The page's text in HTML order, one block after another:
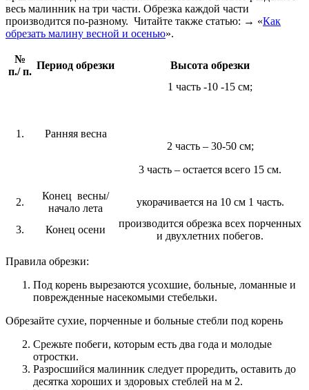
весь малинник на три части. Обрезка каждой части
производится по-разному. Читайте также статью: → «Как
обрезать малину весной и осенью».
№
п./ п.
Период обрезки Высота обрезки
1. Ранняя весна
1 часть -10 -15 см;
2 часть – 30-50 см;
3 часть – остается всего 15 см.
2.
Конец весны/
начало лета
укорачивается на 10 см 1 часть.
3. Конец осени
производится обрезка всех порченных
и двухлетних побегов.
Правила обрезки:
Под корень вырезаются усохшие, больные, ломанные и
поврежденные насекомыми стебельки.
Обрезайте сухие, порченные и больные стебли под корень
Срежьте побеги, которым есть два года и молодые
отростки.
Разросшийся малинник следует проредить, оставить до
десятка хороших и здоровых стеблей на м 2.